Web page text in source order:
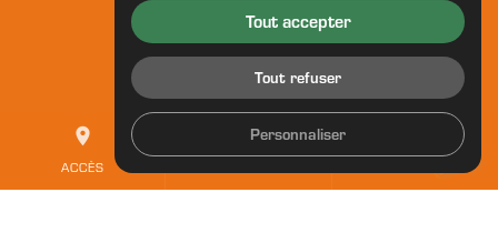
place
ACCÈS
mail
Politique de confidentialité
Gestion des cookies
Tout accepter
Tout refuser
Personnaliser